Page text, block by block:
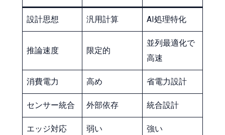
設計思想 汎用計算 AI処理特化
推論速度 限定的
並列最適化で
高速
消費電力 高め 省電力設計
センサー統合 外部依存 統合設計
エッジ対応 弱い 強い